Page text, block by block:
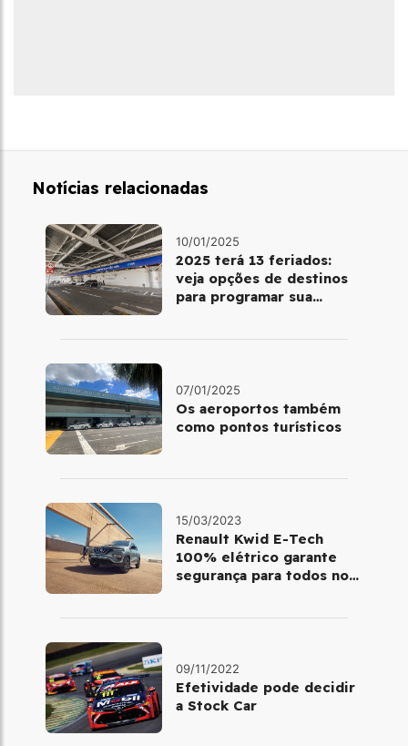
Notícias relacionadas
10/01/2025
2025 terá 13 feriados:
veja opções de destinos
para programar sua
07/01/2025
Os aeroportos também
como pontos turísticos
15/03/2023
Renault Kwid E-Tech
100% elétrico garante
segurança para todos no
09/11/2022
Efetividade pode decidir
a Stock Car